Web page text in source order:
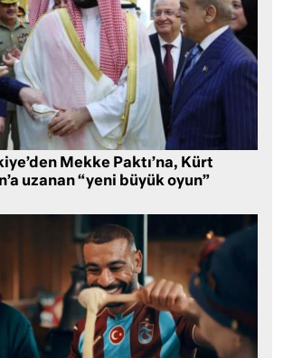
Mekke Paktı’na, Kürt
uzanan “yeni büyük oyun”